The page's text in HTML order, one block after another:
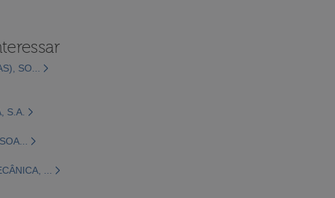
SO...
S.A.
...